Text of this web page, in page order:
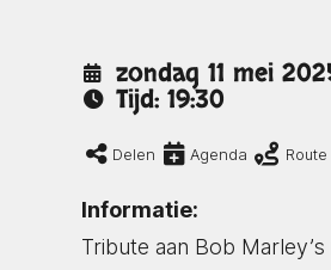
zondag 11 mei
Tijd: 19:30
Delen Agenda Route
Informatie:
Tribute aan Bob